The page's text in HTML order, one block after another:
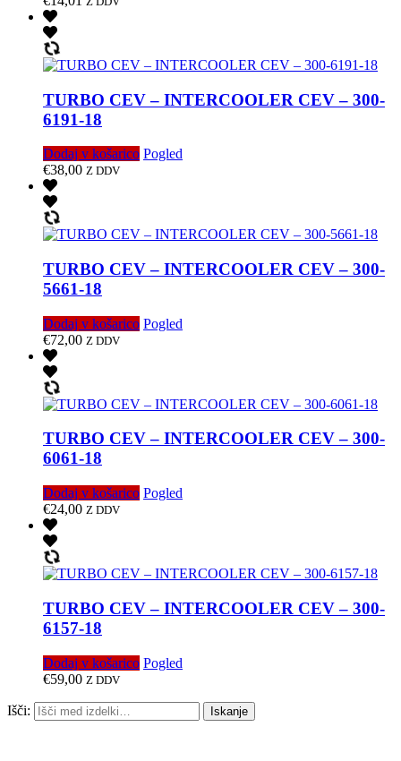
TURBO CEV – INTERCOOLER CEV – 300-
6191-18
Dodaj v košarico Pogled
€38,00 Z DDV
TURBO CEV – INTERCOOLER CEV – 300-
5661-18
Dodaj v košarico Pogled
€72,00 Z DDV
TURBO CEV – INTERCOOLER CEV – 300-
6061-18
Dodaj v košarico Pogled
€24,00 Z DDV
TURBO CEV – INTERCOOLER CEV – 300-
6157-18
Dodaj v košarico Pogled
€59,00 Z DDV
Išči: Iskanje